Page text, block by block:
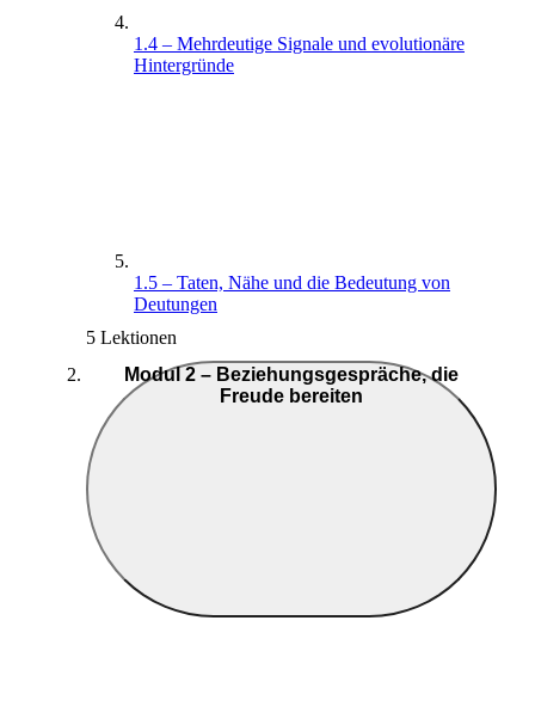
1.4 – Mehrdeutige Signale und evolutionäre
Hintergründe
1.5 – Taten, Nähe und die Bedeutung von
Deutungen
5 Lektionen
Modul 2 – Beziehungsgespräche, die
Freude bereiten